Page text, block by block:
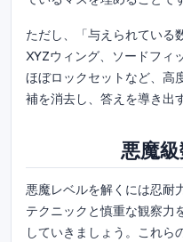
ただし、「与えられている
XYZウィング、ソードフィ
ほぼロックセットなど、高
補を消去し、答えを導き出
悪魔
悪魔レベルを解くには忍耐
テクニックと慎重な観察力
していきましょう。これら